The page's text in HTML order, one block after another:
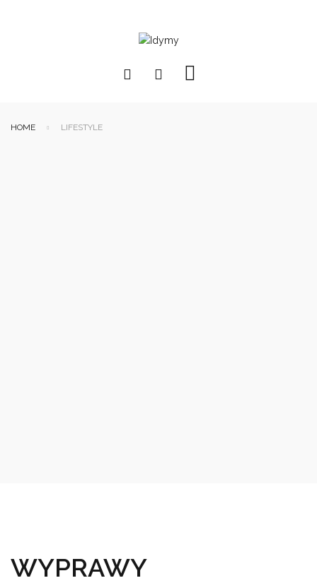
HOME LIFESTYLE
WYPRAWY